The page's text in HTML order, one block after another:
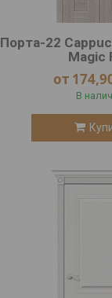
Порта-22
Magic
от
В